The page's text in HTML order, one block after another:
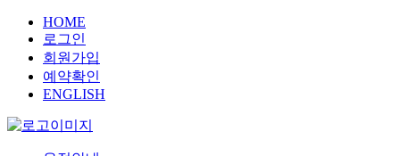
HOME
로그인
회원가입
예약확인
ENGLISH